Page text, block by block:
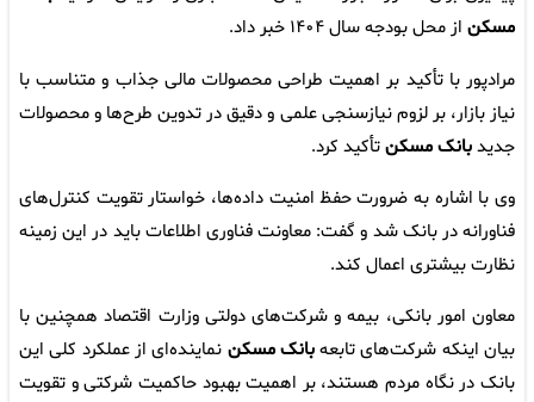
مسکن از محل بودجه سال ۱۴۰۴ خبر داد.
مرادپور با تأکید بر اهمیت طراحی محصولات مالی جذاب و متناسب با
نیاز بازار، بر لزوم نیازسنجی علمی و دقیق در تدوین طرح‌ها و محصولات
جدیدبانک مسکنتأکید کرد.
وی با اشاره به ضرورت حفظ امنیت داده‌ها، خواستار تقویت کنترل‌های
فناورانه در بانک شد و گفت: معاونت فناوری اطلاعات باید در این زمینه
نظارت بیشتری اعمال کند.
معاون امور بانکی، بیمه و شرکت‌های دولتی وزارت اقتصاد همچنین با
بیان اینکه شرکت‌های تابعهبانک مسکن نماینده‌ای از عملکرد کلی این
بانک در نگاه مردم هستند، بر اهمیت بهبود حاکمیت شرکتی و تقویت